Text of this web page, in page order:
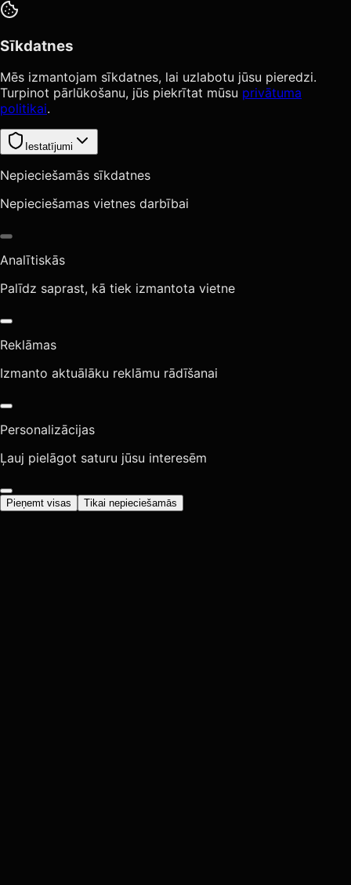
Sīkdatnes
Mēs izmantojam sīkdatnes, lai uzlabotu jūsu pieredzi.
Turpinot pārlūkošanu, jūs piekrītat mūsu privātuma
politikai.
Iestatījumi
Nepieciešamās sīkdatnes
Nepieciešamas vietnes darbībai
Analītiskās
Palīdz saprast, kā tiek izmantota vietne
Reklāmas
Izmanto aktuālāku reklāmu rādīšanai
Personalizācijas
Ļauj pielāgot saturu jūsu interesēm
Pieņemt visas Tikai nepieciešamās